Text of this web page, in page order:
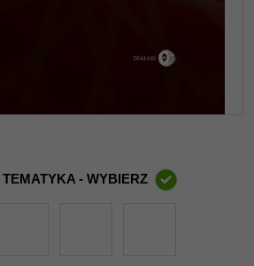
TEMATYKA - WYBIERZ